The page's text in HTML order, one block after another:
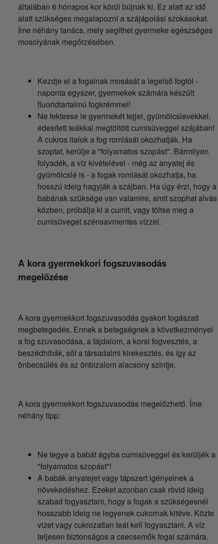
általában 6 hónapos kor körül bújnak ki. Ez alatt az idő
alatt szükséges megalapozni a szájápolási szokásokat.
Íme néhány tanács, mely segíthet gyermeke egészséges
mosolyának megőrzésében.
Kezdje el a fogainak mosását a legelső fogtól -
naponta egyszer, gyermekek számára készült
fluoridtartalmú fogkrémmel!
Ne fektesse le gyermekét tejjel, gyümölcslevekkel,
édesített teákkal megtöltött cumisüveggel szájában!
A cukros italok a fog romlását okozhatják. Ha
szoptat, kerülje a "folyamatos szopást". Bármilyen
folyadék, a víz kivételével - még az anyatej és
gyümölcslé is - a fogak romlását okozhatja, ha
hosszú ideig hagyják a szájban. Ha úgy érzi, hogy a
babának szüksége van valamire, amit szophat alvás
közben, próbálja ki a cumit, vagy töltse meg a
cumisüveget szénsavmentes vízzel.
A kora gyermekkori fogszuvasodás
megelőzése
A kora gyermekkori fogszuvasodás gyakori fogászati
megbetegedés. Ennek a betegségnek a következményei
a fog szuvasodása, a fájdalom, a korai fogvesztés, a
beszédhibák, sőt a társadalmi kirekesztés, és így az
önbecsülés és az önbizalom alacsony szintje.
A kora gyermekkori fogszuvasodás megelőzhető. Íme
néhány tipp:
Ne tegye a babát ágyba cumisüveggel és kerüljék a
"folyamatos szopást"!
A babák anyatejet vagy tápszert igényelnek a
növekedéshez. Ezeket azonban csak rövid ideig
szabad fogyasztani, hogy a fogak a szükségesnél
hosszabb ideig ne legyenek cukornak kitéve. Közte
vizet vagy cukrozatlan teát kell fogyasztani. A víz
teljesen biztonságos a csecsemők fogai számára.